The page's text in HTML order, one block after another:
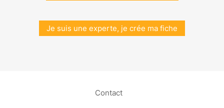
Je suis une experte, je crée ma fiche
Contact